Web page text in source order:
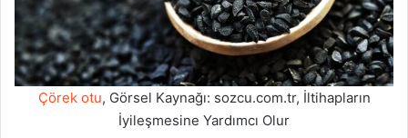
Çörek otu, Görsel Kaynağı: sozcu.com.tr, İltihapların
İyileşmesine Yardımcı Olur